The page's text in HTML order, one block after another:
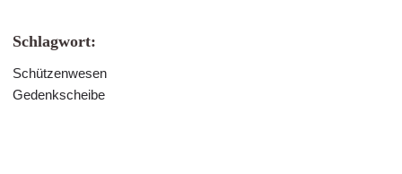
Schlagwort:
Schützenwesen
Gedenkscheibe